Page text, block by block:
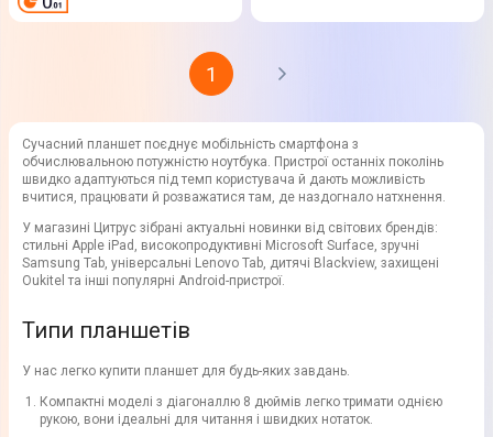
1
Сучасний планшет поєднує мобільність смартфона з
обчислювальною потужністю ноутбука. Пристрої останніх поколінь
швидко адаптуються під темп користувача й дають можливість
вчитися, працювати й розважатися там, де наздогнало натхнення.
У магазині Цитрус зібрані актуальні новинки від світових брендів:
стильні Apple iPad, високопродуктивні Microsoft Surface, зручні
Samsung Tab, універсальні Lenovo Tab, дитячі Blackview, захищені
Oukitel та інші популярні Android-пристрої.
Типи планшетів
У нас легко купити планшет для будь-яких завдань.
Компактні моделі з діагоналлю 8 дюймів легко тримати однією
рукою, вони ідеальні для читання і швидких нотаток.